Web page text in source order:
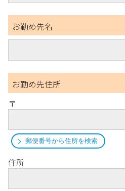
お勤め先名
お勤め先住所
〒
郵便番号から住所を検索
住所